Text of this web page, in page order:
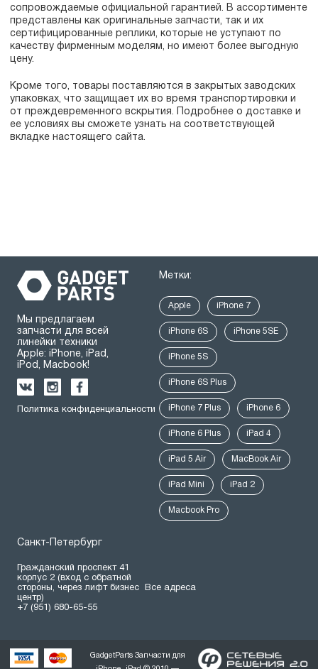
сопровождаемые официальной гарантией. В ассортименте
представлены как оригинальные запчасти, так и их
сертифицированные реплики, которые не уступают по
качеству фирменным моделям, но имеют более выгодную
цену.
Кроме того, товары поставляются в закрытых заводских
упаковках, что защищает их во время транспортировки и
от преждевременного вскрытия. Подробнее о доставке и
ее условиях вы сможете узнать на соответствующей
вкладке настоящего сайта.
Мы предлагаем
запчасти для всей
линейки техники
Apple: iPhone, iPad,
iPod, Macbook!
Политика конфиденциальности
Метки:
Apple iPhone 7
iPhone 6S iPhone 5SE
iPhone 5S
iPhone 6S Plus
iPhone 7 Plus iPhone 6
iPhone 6 Plus iPad 4
iPad 5 Air MacBook Air
iPad Mini iPad 2
Macbook Pro
Санкт-Петербург
Гражданский проспект 41
корпус 2 (вход с обратной
стороны, через лифт бизнес
центр)
+7 (951) 680-65-55
Все адреса
GadgetParts Запчасти для